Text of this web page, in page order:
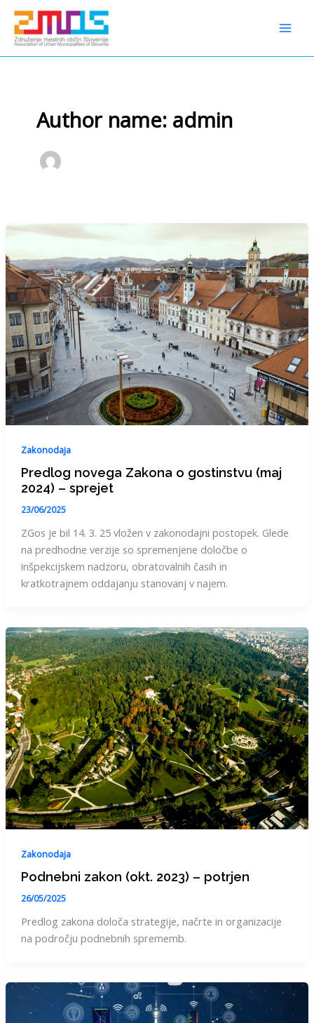
content
Preskoči
vsebino
Author name: admin
Zakonodaja
Predlog novega Zakona o gostinstvu (maj
2024) – sprejet
23/06/2025
ZGos je bil 14. 3. 25 vložen v zakonodajni postopek. Glede
na predhodne verzije so spremenjene določbe o
inšpekcijskem nadzoru, obratovalnih časih in
kratkotrajnem oddajanju stanovanj v najem.
Zakonodaja
Podnebni zakon (okt. 2023) – potrjen
26/05/2025
Predlog zakona določa strategije, načrte in organizacije
na področju podnebnih sprememb.